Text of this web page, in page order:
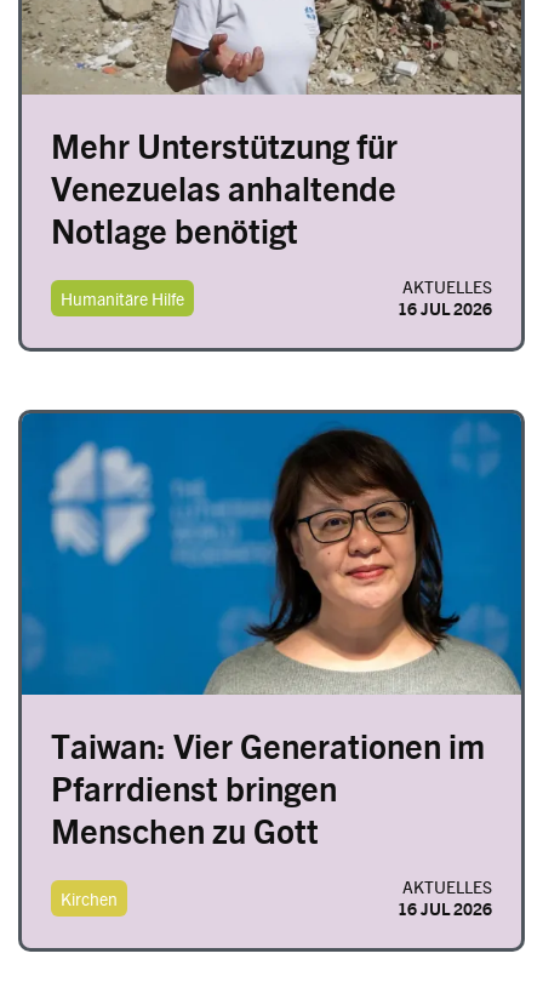
Mehr Unterstützung für
Venezuelas anhaltende
Notlage benötigt
Humanitäre Hilfe
AKTUELLES
16 JUL 2026
Image
Taiwan: Vier Generationen im
Pfarrdienst bringen
Menschen zu Gott
Kirchen
AKTUELLES
16 JUL 2026